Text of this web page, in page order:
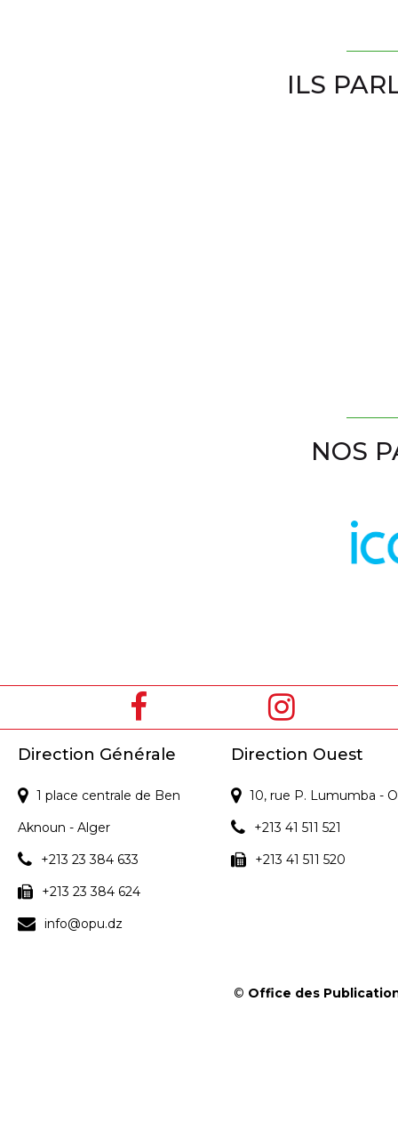
ILS
NOS
Direction Générale
1 place centrale de Ben
Aknoun - Alger
+213 23 384 633
+213 23 384 624
info@opu.dz
Direction Ouest
10, rue P. Lumumba -
+213 41 511 521
+213 41 511 520
© Office des